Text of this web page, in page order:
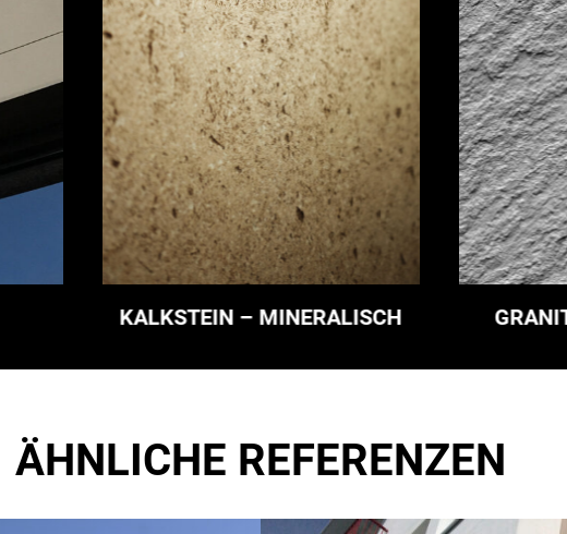
KALKSTEIN – MINERALISCH
ÄHNLICHE REFERENZEN